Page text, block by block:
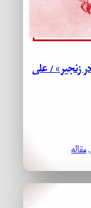
زنجیر» / علی
, مقاله